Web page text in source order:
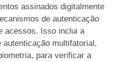
assinados digitalmente
de autenticação
acessos. Isso inclui a
multifatorial,
para verificar a